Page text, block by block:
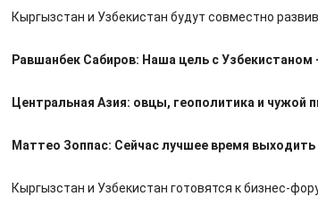
Кыргызстан и Узбекистан будут совместно
Равшанбек Сабиров: Наша цель с
Центральная Азия: овцы, геополитика и чужой
Маттео Зоппас: Сейчас лучшее время
Кыргызстан и Узбекистан готовятся к бизнес-